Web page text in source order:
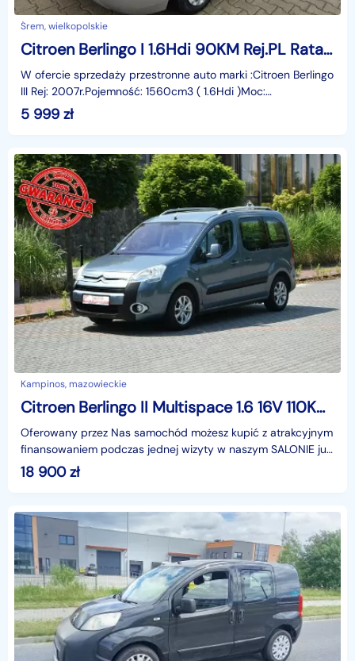
Śrem, wielkopolskie
Citroen Berlingo I 1.6Hdi 90KM Rej.PL Rata180zł
W ofercie sprzedaży przestronne auto marki :Citroen Berlingo
III Rej: 2007r.Pojemność: 1560cm3 ( 1.6Hdi )Moc:
90KMskrzynia biegów: Manualna 5 biegów.Auto z Oryg
5 999 zł
Kampinos, mazowieckie
Citroen Berlingo II Multispace 1.6 16V 110KM 2009r. Climatronic
Oferowany przez Nas samochód możesz kupić z atrakcyjnym
finansowaniem podczas jednej wizyty w naszym SALONIE już
od 320 PLN miesięcznie (nawet bez wkładu własne
18 900zł